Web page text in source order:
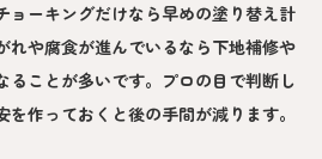
ョーキングだけなら早めの塗り替え計
れや腐食が進んでいるなら下地補修や
ることが多いです。プロの目で判断し
作っておくと後の手間が減ります。